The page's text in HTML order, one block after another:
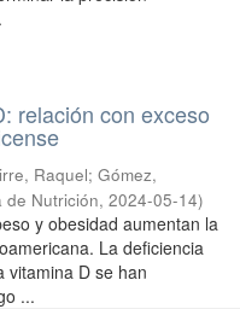
relación con exceso
Raquel; Gómez,
de Nutrición, 2024-05-14)
y obesidad aumentan la
La deficiencia
vitamina D se han
...